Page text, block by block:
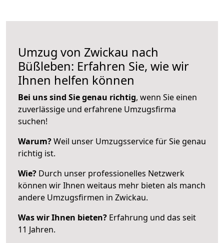
Umzug von Zwickau nach
Büßleben: Erfahren Sie, wie wir
Ihnen helfen können
Bei uns sind Sie genau richtig, wenn Sie einen
zuverlässige und erfahrene Umzugsfirma
suchen!
Warum?Weil unser Umzugsservice für Sie genau
richtig ist.
Wie? Durch unser professionelles Netzwerk
können wir Ihnen weitaus mehr bieten als manch
andere Umzugsfirmen in Zwickau.
Was wir Ihnen bieten? Erfahrung und das seit
11 Jahren.